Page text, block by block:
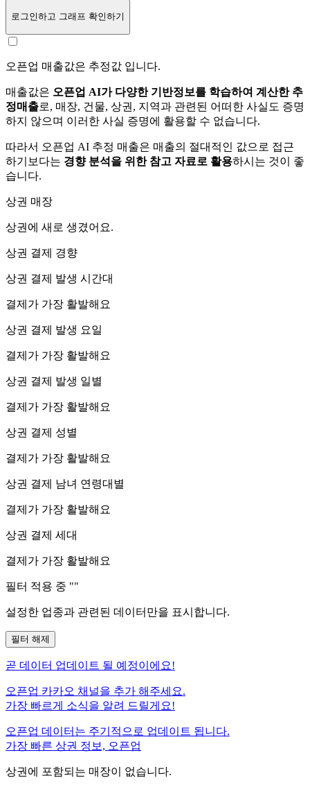
로그인하고 그래프 확인하기
오픈업 매출값은 추정값 입니다.
매출값은 오픈업 AI가 다양한 기반정보를 학습하여 계산한 추
정매출로, 매장, 건물, 상권, 지역과 관련된 어떠한 사실도 증명
하지 않으며 이러한 사실 증명에 활용할 수 없습니다.
따라서 오픈업 AI 추정 매출은 매출의 절대적인 값으로 접근
하기보다는 경향 분석을 위한 참고 자료로 활용하시는 것이 좋
습니다.
상권 매장
상권에 새로 생겼어요.
상권 결제 경향
상권 결제 발생 시간대
결제가 가장 활발해요
상권 결제 발생 요일
결제가 가장 활발해요
상권 결제 발생 일별
결제가 가장 활발해요
상권 결제 성별
결제가 가장 활발해요
상권 결제 남녀 연령대별
결제가 가장 활발해요
상권 결제 세대
결제가 가장 활발해요
필터 적용 중 ""
설정한 업종과 관련된 데이터만을 표시합니다.
필터 해제
곧 데이터 업데이트 될 예정이에요!
오픈업 카카오 채널을 추가 해주세요.
가장 빠르게 소식을 알려 드릴게요!
오픈업 데이터는 주기적으로 업데이트 됩니다.
가장 빠른 상권 정보, 오픈업
상권에 포함되는 매장이 없습니다.